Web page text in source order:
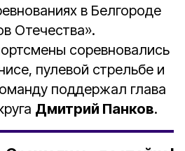
в Белгороде
Отечества».
соревновались
пулевой стрельбе и
поддержал глава
Дмитрий Панков.